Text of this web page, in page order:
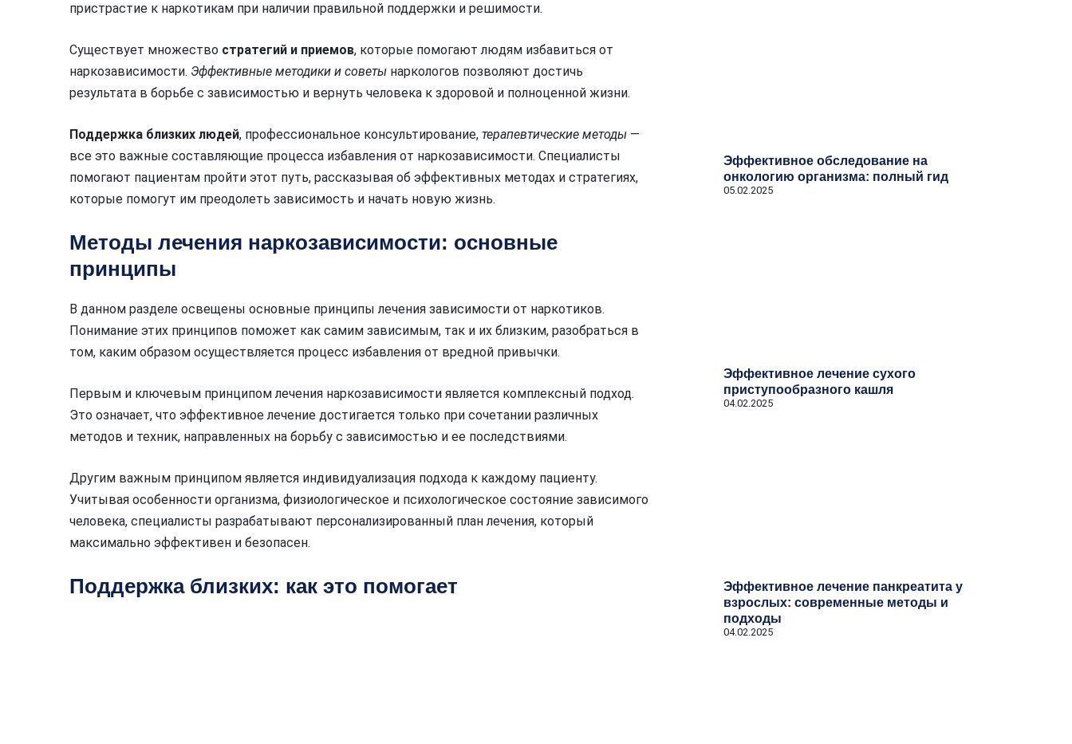
пристрастие к наркотикам при наличии правильной поддержки и решимости.
Существует множество стратегий и приемов, которые помогают людям избавиться от
наркозависимости. Эффективные методики и советы наркологов позволяют достичь
результата в борьбе с зависимостью и вернуть человека к здоровой и полноценной жизни.
Поддержка близких людей, профессиональное консультирование, терапевтические методы —
все это важные составляющие процесса избавления от наркозависимости. Специалисты
помогают пациентам пройти этот путь, рассказывая об эффективных методах и стратегиях,
которые помогут им преодолеть зависимость и начать новую жизнь.
Методы лечения наркозависимости: основные
принципы
В данном разделе освещены основные принципы лечения зависимости от наркотиков.
Понимание этих принципов поможет как самим зависимым, так и их близким, разобраться в
том, каким образом осуществляется процесс избавления от вредной привычки.
Первым и ключевым принципом лечения наркозависимости является комплексный подход.
Это означает, что эффективное лечение достигается только при сочетании различных
методов и техник, направленных на борьбу с зависимостью и ее последствиями.
Другим важным принципом является индивидуализация подхода к каждому пациенту.
Учитывая особенности организма, физиологическое и психологическое состояние зависимого
человека, специалисты разрабатывают персонализированный план лечения, который
максимально эффективен и безопасен.
Поддержка близких: как это помогает
Эффективное обследование на
онкологию организма: полный гид
05.02.2025
Эффективное лечение сухого
приступообразного кашля
04.02.2025
Эффективное лечение панкреатита у
взрослых: современные методы и
подходы
04.02.2025